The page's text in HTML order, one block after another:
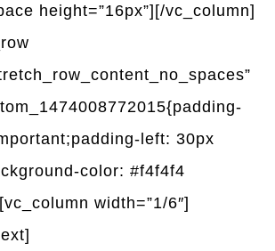
height=”16px”][/vc_column]
left: 30px
color: #f4f4f4
width=”1/6″]